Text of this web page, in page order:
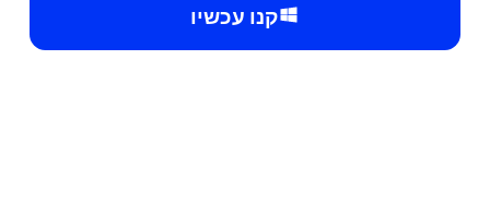
קנו עכשיו